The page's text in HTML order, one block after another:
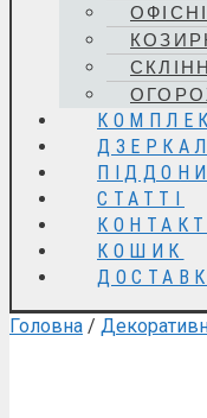
ПІДДОНИ
СТАТТІ
КОШИК
Головна /